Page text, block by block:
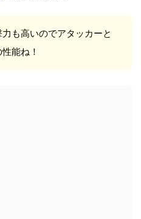
も高いのでアタッカーと
能ね！